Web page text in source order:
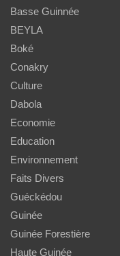
Basse Guinnée
BEYLA
Boké
Conakry
Culture
Dabola
Economie
Education
Environnement
Faits Divers
Guéckédou
Guinée
Guinée Forestière
Haute Guinée